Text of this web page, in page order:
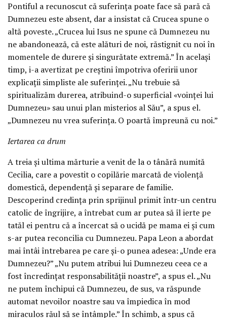
Pontiful a recunoscut că suferința poate face să pară că
Dumnezeu este absent, dar a insistat că Crucea spune o
altă poveste. „Crucea lui Isus ne spune că Dumnezeu nu
ne abandonează, că este alături de noi, răstignit cu noi în
momentele de durere și singurătate extremă.” În același
timp, i-a avertizat pe creștini împotriva oferirii unor
explicații simpliste ale suferinței. „Nu trebuie să
spiritualizăm durerea, atribuind-o superficial «voinței lui
Dumnezeu» sau unui plan misterios al Său”, a spus el.
„Dumnezeu nu vrea suferința. O poartă împreună cu noi.”
Iertarea ca drum
A treia și ultima mărturie a venit de la o tânără numită
Cecilia, care a povestit o copilărie marcată de violență
domestică, dependență și separare de familie.
Descoperind credința prin sprijinul primit într-un centru
catolic de îngrijire, a întrebat cum ar putea să îl ierte pe
tatăl ei pentru că a încercat să o ucidă pe mama ei și cum
s-ar putea reconcilia cu Dumnezeu. Papa Leon a abordat
mai întâi întrebarea pe care și-o punea adesea: „Unde era
Dumnezeu?” „Nu putem atribui lui Dumnezeu ceea ce a
fost încredințat responsabilității noastre”, a spus el. „Nu
ne putem închipui că Dumnezeu, de sus, va răspunde
automat nevoilor noastre sau va împiedica în mod
miraculos răul să se întâmple.” În schimb, a spus că